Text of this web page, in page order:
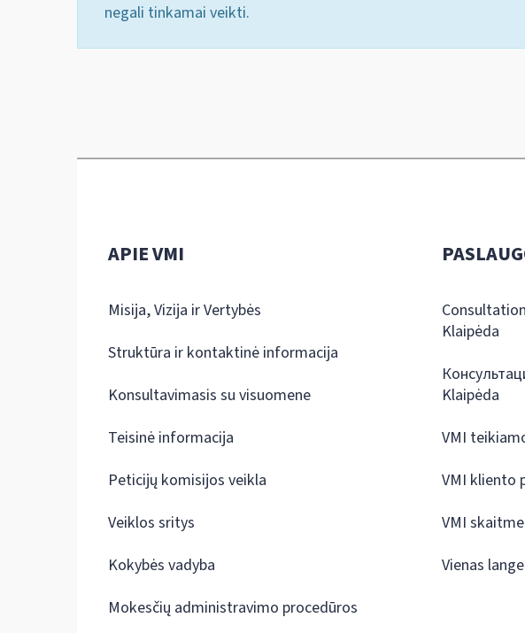
negali tinkamai veikti.
APIE VMI
Misija, Vizija ir Vertybės
Struktūra ir kontaktinė informacija
Konsultavimasis su visuomene
Teisinė informacija
Peticijų komisijos veikla
Veiklos sritys
Kokybės vadyba
Mokesčių administravimo procedūros
Klaipėda
Klaipėda
VMI
VMI kliento
VMI
Vienas